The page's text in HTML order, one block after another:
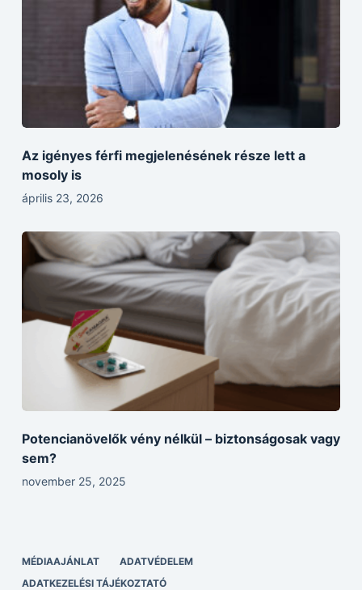
Az igényes férfi megjelenésének része lett a
mosoly is
április 23, 2026
Potencianövelők vény nélkül – biztonságosak vagy
sem?
november 25, 2025
MÉDIAAJÁNLAT
ADATVÉDELEM
ADATKEZELÉSI TÁJÉKOZTATÓ